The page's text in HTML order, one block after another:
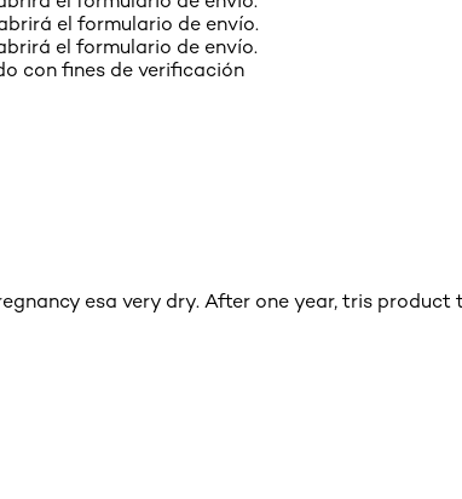
el formulario de envío.
el formulario de envío.
con fines de verificación
esa very dry. After one year, tris product